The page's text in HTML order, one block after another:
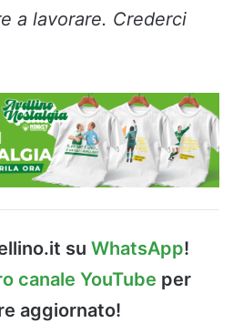
a lavorare. Crederci
su WhatsApp!
canale YouTube per
aggiornato!